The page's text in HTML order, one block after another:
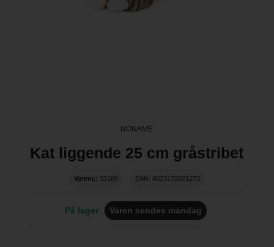
NONAME
Kat liggende 25 cm gråstribet
Varenr.: 33180 EAN: 4023172021273
På lager Varen sendes mandag